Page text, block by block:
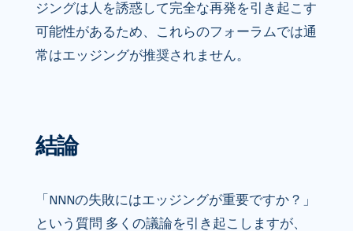
ジングは人を誘惑して完全な再発を引き起こす
可能性があるため、これらのフォーラムでは通
常はエッジングが推奨されません。
結論
「NNNの失敗にはエッジングが重要ですか？」
という質問 多くの議論を引き起こしますが、